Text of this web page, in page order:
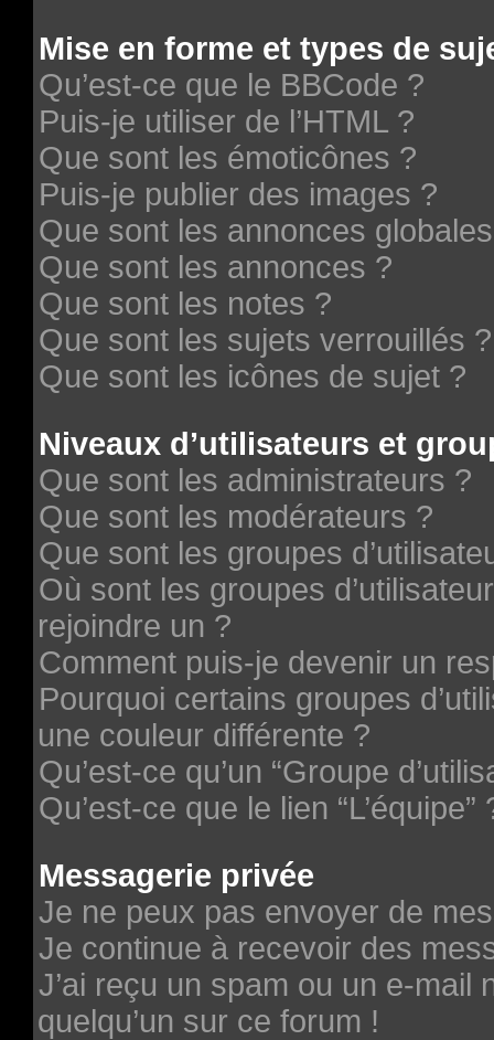
Mise en forme et types de
Qu’est-ce que le BBCode ?
Puis-je utiliser de l’HTML ?
Que sont les émoticônes ?
Puis-je publier des images ?
Que sont les annonces
Que sont les annonces ?
Que sont les notes ?
Que sont les sujets verrouillés ?
Que sont les icônes de sujet ?
Niveaux d’utilisateurs et
Que sont les administrateurs ?
Que sont les modérateurs ?
Que sont les groupes
Où sont les groupes
rejoindre un ?
Comment puis-je devenir un
Pourquoi certains groupes
une couleur différente ?
Qu’est-ce qu’un “Groupe
Qu’est-ce que le lien “L’équipe”
Messagerie privée
Je ne peux pas envoyer de
Je continue à recevoir des
J’ai reçu un spam ou un e-mail
quelqu’un sur ce forum !